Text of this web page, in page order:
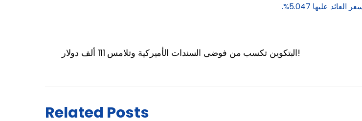
البتكوين تكسب من فوضى السندات الأميركية وتلامس 111 ألف دولار!
Related Posts